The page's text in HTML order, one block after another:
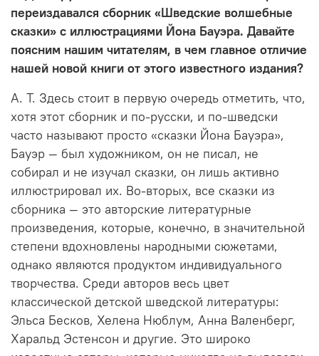
переиздавался сборник «Шведские волшебные
сказки» с иллюстрациями Йона Бауэра. Давайте
поясним нашим читателям, в чем главное отличие
нашей новой книги от этого известного издания?
А. Т. Здесь стоит в первую очередь отметить, что,
хотя этот сборник и по-русски, и по-шведски
часто называют просто «сказки Йона Бауэра»,
Бауэр — был художником, он не писал, не
собирал и не изучал сказки, он лишь активно
иллюстрировал их. Во-вторых, все сказки из
сборника — это авторские литературные
произведения, которые, конечно, в значительной
степени вдохновлены народными сюжетами,
однако являются продуктом индивидуального
творчества. Среди авторов весь цвет
классической детской шведской литературы:
Эльса Бесков, Хелена Нюблум, Анна Валенберг,
Харальд Эстенсон и другие. Это широко